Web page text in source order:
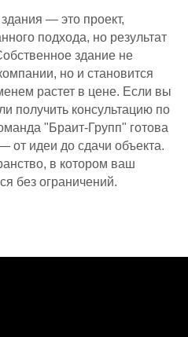
— это проект,
подхода, но результат
здание не
но и становится
растет в цене. Если вы
получить консультацию по
"Браит-Групп" готова
от идеи до сдачи объекта.
в котором ваш
без ограничений.